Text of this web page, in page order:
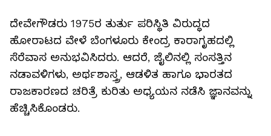
ದೇವೇಗೌಡರು 1975ರ ತುರ್ತು ಪರಿಸ್ಥಿತಿ ವಿರುದ್ಧದ
ಹೋರಾಟದ ವೇಳೆ ಬೆಂಗಳೂರು ಕೇಂದ್ರ ಕಾರಾಗೃಹದಲ್ಲಿ
ಸೆರೆವಾಸ ಅನುಭವಿಸಿದರು. ಆದರೆ, ಜೈಲಿನಲ್ಲಿ ಸಂಸತ್ತಿನ
ನಡಾವಳಿಗಳು, ಅರ್ಥಶಾಸ್ತ್ರ, ಆಡಳಿತ ಹಾಗೂ ಭಾರತದ
ರಾಜಕಾರಣದ ಚರಿತ್ರೆ ಕುರಿತು ಅಧ್ಯಯನ ನಡೆಸಿ ಜ್ಞಾನವನ್ನು
ಹೆಚ್ಚಿಸಿಕೊಂಡರು.